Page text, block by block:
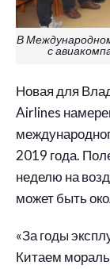
В
с
Новая для
Airlines
2019 года.
неделю на
может быть
«За годы
Китаем